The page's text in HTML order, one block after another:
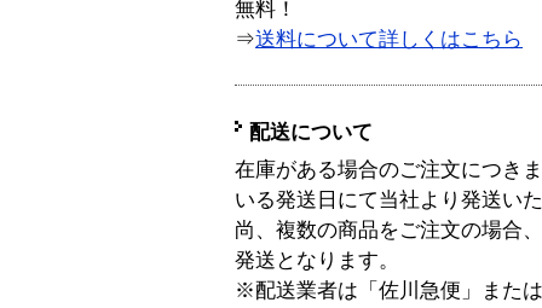
無料！
⇒送料について詳しくはこちら
配送について
在庫がある場合のご注文につき
いる発送日にて当社より発送い
尚、複数の商品をご注文の場合
発送となります。
※配送業者は「佐川急便」また